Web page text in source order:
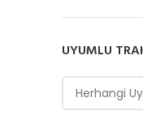
UYUMLU
Herhangi